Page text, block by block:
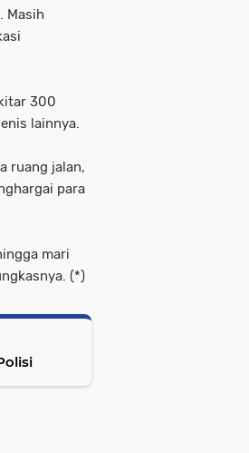
Masih
300
lainnya.
ruang jalan,
para
mari
(*)